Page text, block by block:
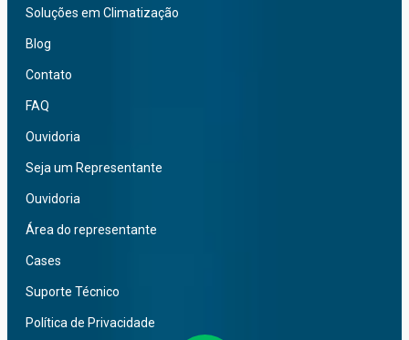
Soluções em Climatização
Blog
Contato
FAQ
Ouvidoria
Seja um Representante
Ouvidoria
Área do representante
Cases
Suporte Técnico
Política de Privacidade